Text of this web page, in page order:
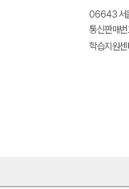
06643 서
통신판매
학습지원